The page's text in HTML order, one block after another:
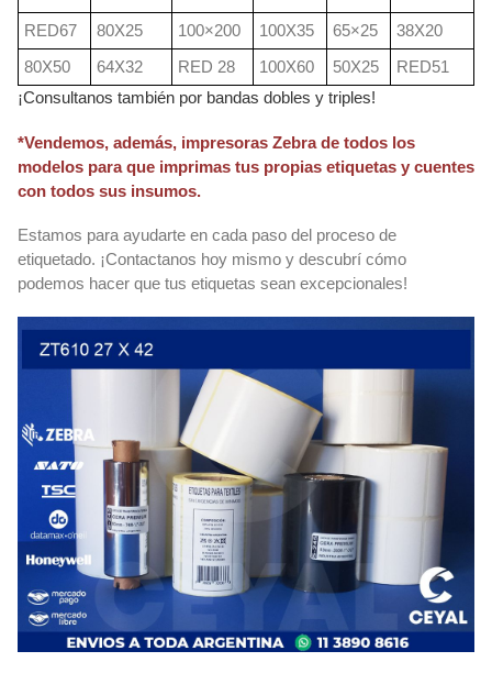
RED67
80X25 100×200 100X35 65×25
38X20
80X50
64X32 RED 28 100X60 50X25
RED51
¡Consultanos también por bandas dobles y triples!
*Vendemos, además, impresoras Zebra de todos los
modelos para que imprimas tus propias etiquetas y cuentes
con todos sus insumos.
Estamos para ayudarte en cada paso del proceso de
etiquetado. ¡Contactanos hoy mismo y descubrí cómo
podemos hacer que tus etiquetas sean excepcionales!